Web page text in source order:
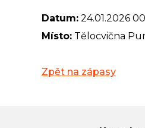
Datum: 24.01.2026
Místo: Tělocvična
Zpět na zápasy